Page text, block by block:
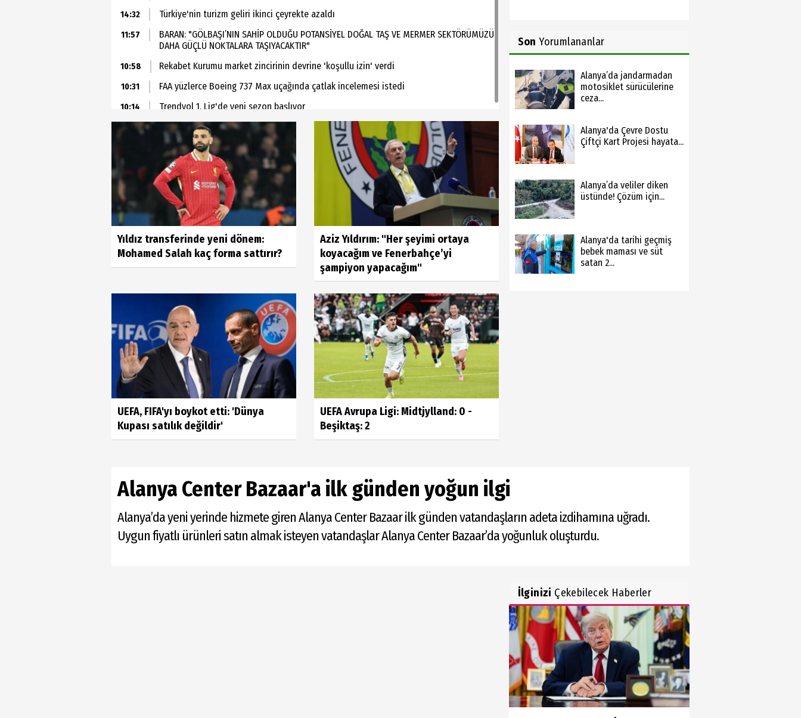
14:32 Türkiye'nin turizm geliri ikinci çeyrekte azaldı
11:57
BARAN: "GÖLBAŞI’NIN SAHİP OLDUĞU POTANSİYEL DOĞAL TAŞ VE MERMER SEKTÖRÜMÜZÜ
DAHA GÜÇLÜ NOKTALARA TAŞIYACAKTIR"
10:58 Rekabet Kurumu market zincirinin devrine 'koşullu izin' verdi
10:31 FAA yüzlerce Boeing 737 Max uçağında çatlak incelemesi istedi
10:14 Trendyol 1. Lig'de yeni sezon başlıyor
Yıldız transferinde yeni dönem:
Mohamed Salah kaç forma sattırır?
Aziz Yıldırım: "Her şeyimi ortaya
koyacağım ve Fenerbahçe’yi
şampiyon yapacağım"
UEFA, FIFA'yı boykot etti: 'Dünya
Kupası satılık değildir'
UEFA Avrupa Ligi: Midtjylland: 0 -
Beşiktaş: 2
Son Yorumlananlar
Alanya’da jandarmadan
motosiklet sürücülerine
ceza...
Alanya'da Çevre Dostu
Çiftçi Kart Projesi hayata...
Alanya’da veliler diken
üstünde! Çözüm için...
Alanya'da tarihi geçmiş
bebek maması ve süt
satan 2...
Alanya Center Bazaar'a ilk günden yoğun ilgi
Alanya’da yeni yerinde hizmete giren Alanya Center Bazaar ilk günden vatandaşların adeta izdihamına uğradı.
Uygun fiyatlı ürünleri satın almak isteyen vatandaşlar Alanya Center Bazaar’da yoğunluk oluşturdu.
İlginizi Çekebilecek Haberler